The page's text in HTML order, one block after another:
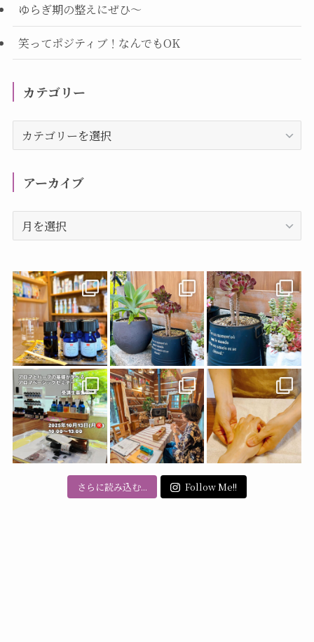
ゆらぎ期の整えにぜひ～
笑ってポジティブ！なんでもOK
カテゴリー
テ
アーカイブ
ー
イ
ブ
さらに読み込む... Follow Me!!